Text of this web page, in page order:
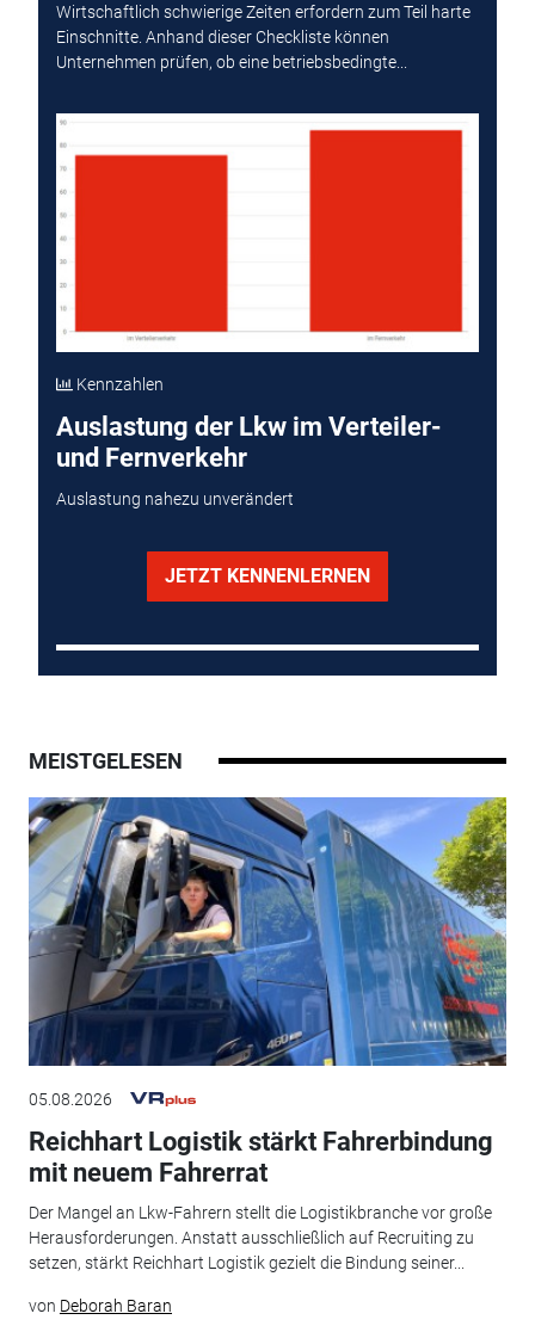
Wirtschaftlich schwierige Zeiten erfordern zum Teil harte
Einschnitte. Anhand dieser Checkliste können
Unternehmen prüfen, ob eine betriebsbedingte...
Kennzahlen
Auslastung der Lkw im Verteiler-
und Fernverkehr
Auslastung nahezu unverändert
JETZT KENNENLERNEN
MEISTGELESEN
05.08.2026
Reichhart Logistik stärkt Fahrerbindung
mit neuem Fahrerrat
Der Mangel an Lkw-Fahrern stellt die Logistikbranche vor große
Herausforderungen. Anstatt ausschließlich auf Recruiting zu
setzen, stärkt Reichhart Logistik gezielt die Bindung seiner...
von Deborah Baran